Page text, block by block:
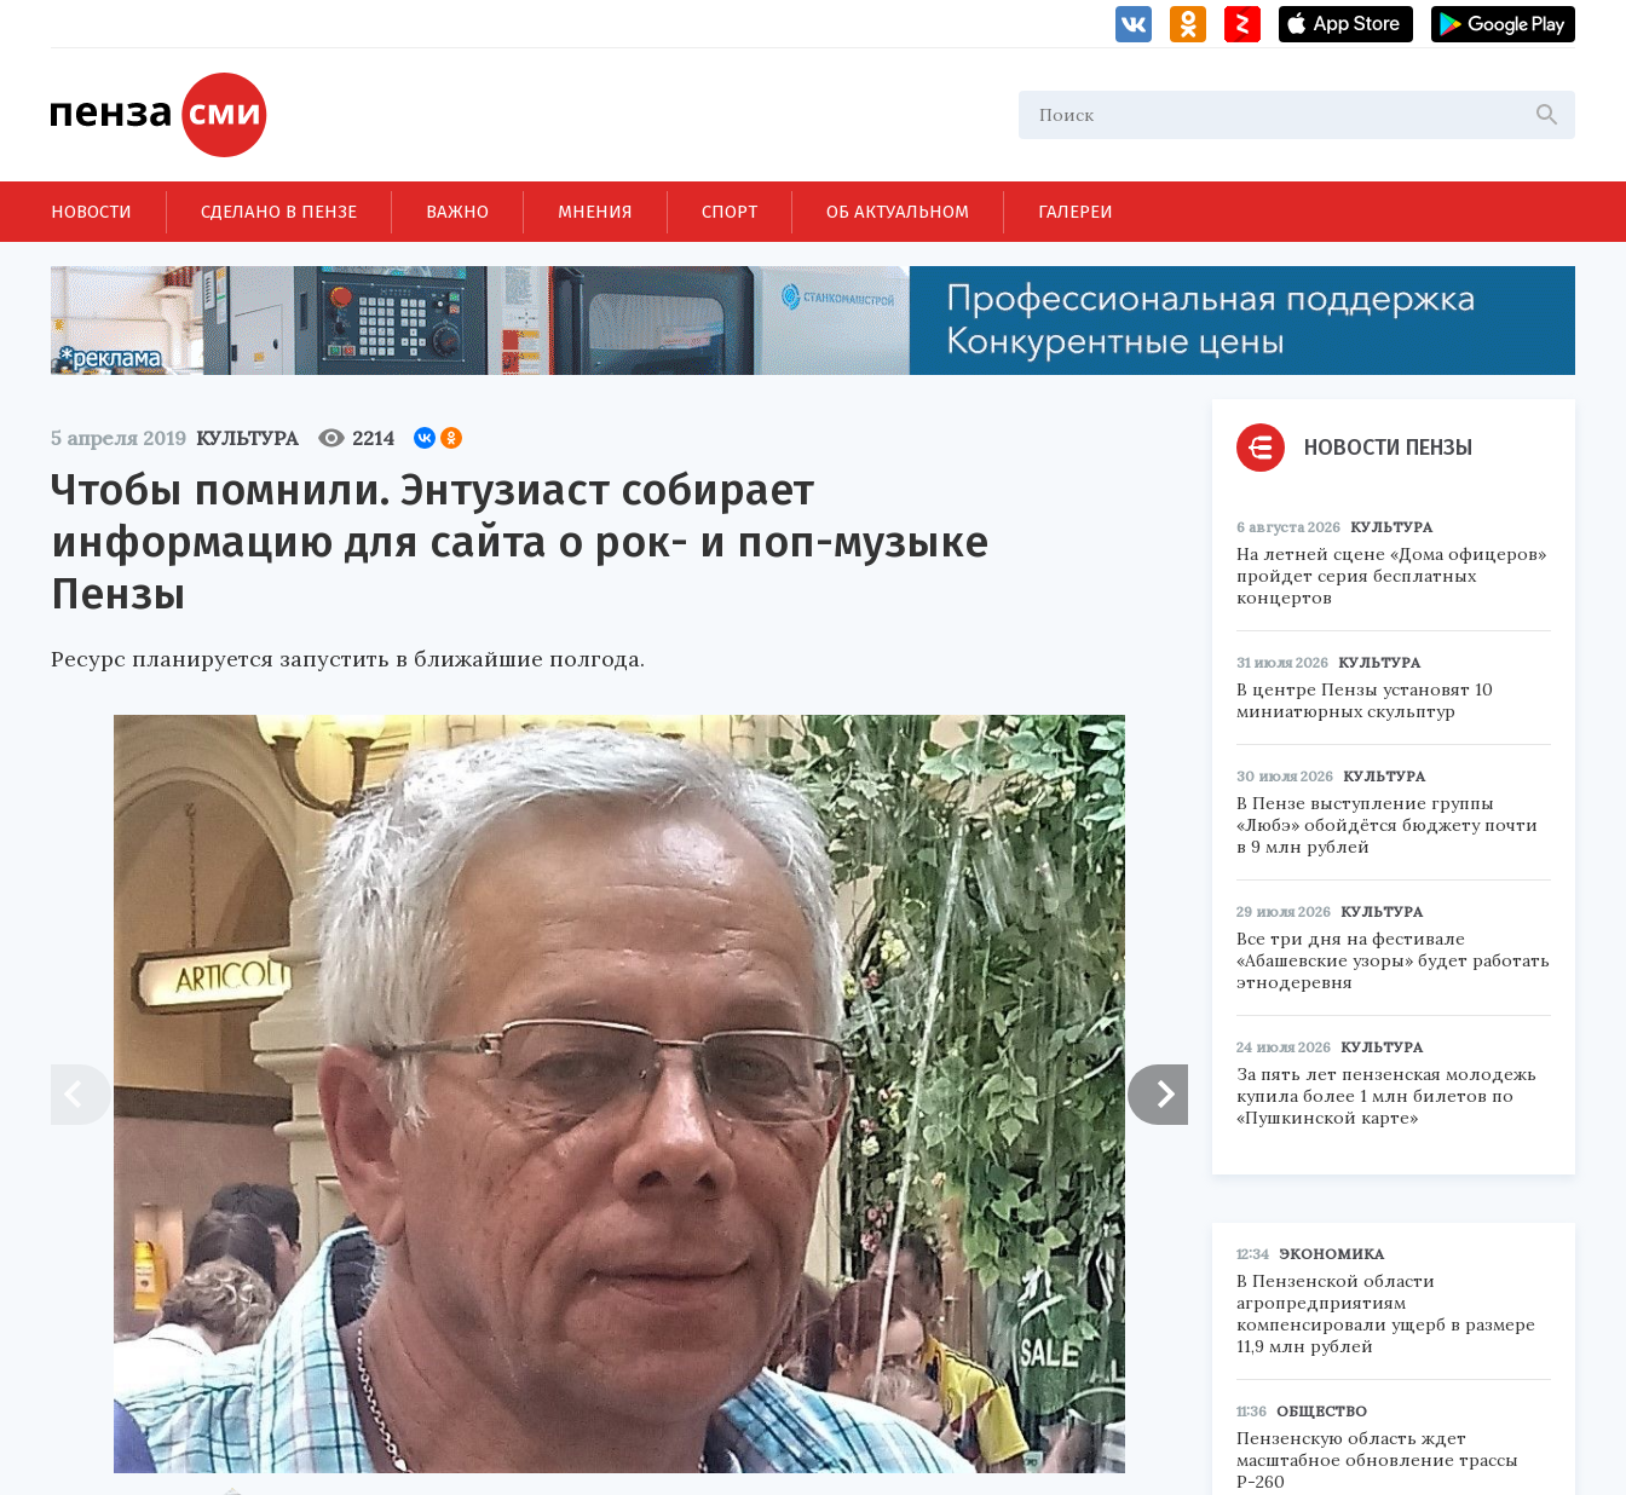
НОВОСТИ СДЕЛАНО В ПЕНЗЕ ВАЖНО МНЕНИЯ СПОРТ ОБ АКТУАЛЬНОМ ГАЛЕРЕИ
5 апреля 2019 КУЛЬТУРА 2214
Чтобы помнили. Энтузиаст собирает
информацию для сайта о рок- и поп-музыке
Пензы
Ресурс планируется запустить в ближайшие полгода.
НОВОСТИ ПЕНЗЫ
6 августа 2026 КУЛЬТУРА
На летней сцене «Дома офицеров»
пройдет серия бесплатных
концертов
31 июля 2026 КУЛЬТУРА
В центре Пензы установят 10
миниатюрных скульптур
30 июля 2026 КУЛЬТУРА
В Пензе выступление группы
«Любэ» обойдётся бюджету почти
в 9 млн рублей
29 июля 2026 КУЛЬТУРА
Все три дня на фестивале
«Абашевские узоры» будет работать
этнодеревня
24 июля 2026 КУЛЬТУРА
За пять лет пензенская молодежь
купила более 1 млн билетов по
«Пушкинской карте»
12:34 ЭКОНОМИКА
В Пензенской области
агропредприятиям
компенсировали ущерб в размере
11,9 млн рублей
11:36 ОБЩЕСТВО
Пензенскую область ждет
масштабное обновление трассы
Р-260